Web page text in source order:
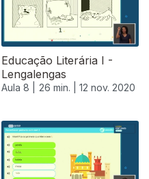
Educação Literária I -
Lengalengas
Aula 8 | 26 min. | 12 nov. 2020